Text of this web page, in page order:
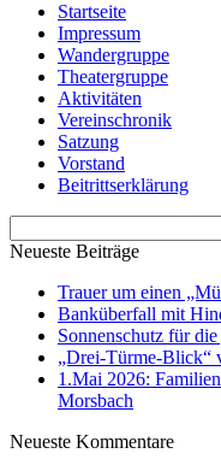
Startseite
Impressum
Wandergruppe
Theatergruppe
Aktivitäten
Vereinschronik
Satzung
Vorstand
Beitrittserklärung
Neueste Beiträge
Trauer um einen
Banküberfall mit
Sonnenschutz für
„Drei-Türme-Blick“
1.Mai 2026:
Morsbach
Neueste Kommentare